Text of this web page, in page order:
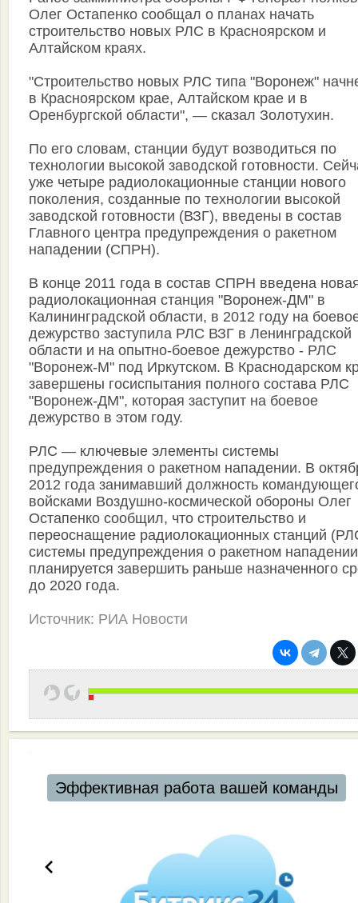
Олег Остапенко сообщал о планах начать
строительство новых РЛС в Красноярском и
Алтайском краях.
"Строительство новых РЛС типа "Воронеж"
в Красноярском крае, Алтайском крае и в
Оренбургской области", — сказал Золотухин.
По его словам, станции будут возводиться по
технологии высокой заводской готовности.
уже четыре радиолокационные станции нового
поколения, созданные по технологии высокой
заводской готовности (ВЗГ), введены в состав
Главного центра предупреждения о ракетном
нападении (СПРН).
В конце 2011 года в состав СПРН введена
радиолокационная станция "Воронеж-ДМ" в
Калининградской области, в 2012 году на
дежурство заступила РЛС ВЗГ в Ленинградской
области и на опытно-боевое дежурство - РЛС
"Воронеж-М" под Иркутском. В Краснодарском
завершены госиспытания полного состава РЛС
"Воронеж-ДМ", которая заступит на боевое
дежурство в этом году.
РЛС — ключевые элементы системы
предупреждения о ракетном нападении. В
2012 года занимавший должность
войсками Воздушно-космической обороны Олег
Остапенко сообщил, что строительство и
переоснащение радиолокационных станций
системы предупреждения о ракетном нападении
планируется завершить раньше назначенного
до 2020 года.
Источник: РИА Новости
Эффективная работа вашей команды